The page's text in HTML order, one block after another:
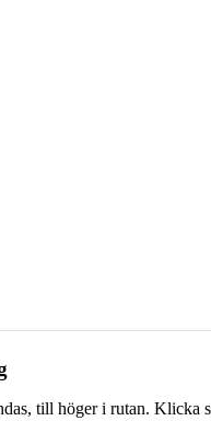
till höger i rutan. Klicka